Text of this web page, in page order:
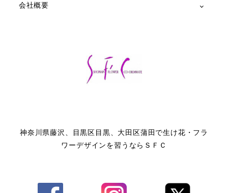
会社概要
神奈川県藤沢、目黒区目黒、大田区蒲田で生け花・フラ
ワーデザインを習うならＳＦＣ